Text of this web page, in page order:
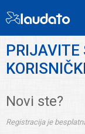
PRIJAVITE
Novi ste?
Registracija je